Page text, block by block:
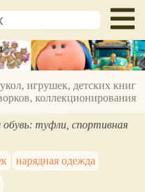
игрушек, детских книг
коллекционирования
обувь: туфли, спортивная
нарядная одежда